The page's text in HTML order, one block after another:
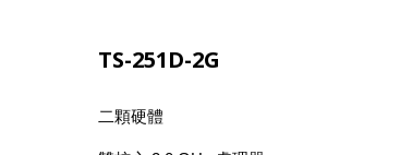
TS-251D-2G
二顆硬體